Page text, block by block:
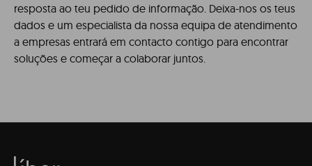
resposta ao teu pedido de informação. Deixa-nos os teus
dados e um especialista da nossa equipa de atendimento
a empresas entrará em contacto contigo para encontrar
soluções e começar a colaborar juntos.